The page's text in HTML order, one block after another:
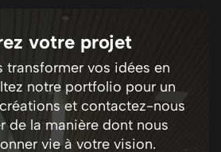
votre projet
transformer vos idées en
notre portfolio pour un
et contactez-nous
de la manière dont nous
vie à votre vision.